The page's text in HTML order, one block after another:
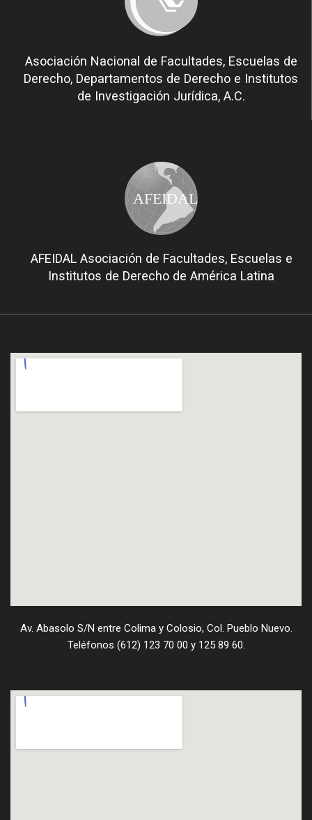
Asociación Nacional de Facultades, Escuelas de
Derecho, Departamentos de Derecho e Institutos
de Investigación Jurídica, A.C.
AFEIDAL
AFEIDAL Asociación de Facultades, Escuelas e
Institutos de Derecho de América Latina
Av. Abasolo S/N entre Colima y Colosio, Col. Pueblo Nuevo.
Teléfonos (612) 123 70 00 y 125 89 60.